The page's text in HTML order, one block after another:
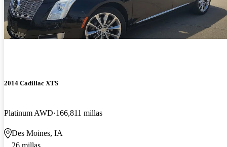
2014 Cadillac XTS
Platinum AWD 166,811 millas
Des Moines, IA